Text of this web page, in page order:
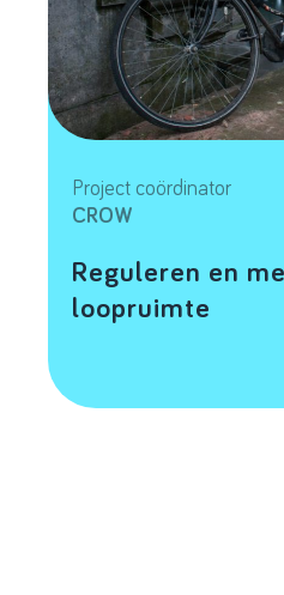
Project coördinator
CROW
Reguleren en
loopruimte